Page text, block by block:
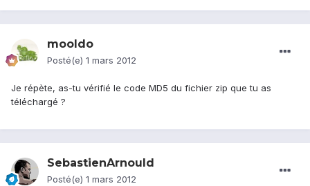
mooldo
Posté(e) 1 mars 2012
Je répète, as-tu vérifié le code MD5 du fichier zip que tu as
téléchargé ?
SebastienArnould
Posté(e) 1 mars 2012